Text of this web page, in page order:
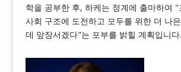
학을 공부한 후, 하케는 정계에 출마하여
사회 구조에 도전하고 모두를 위한 더 나
데 앞장서겠다"는 포부를 밝힐 계획입니다.